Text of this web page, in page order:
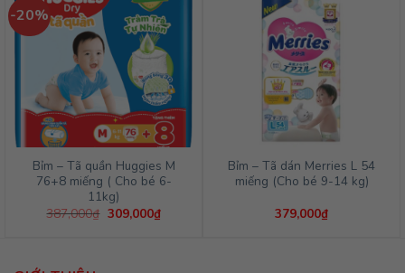
-20%
Bỉm – Tã quần Huggies M
76+8 miếng ( Cho bé 6-
11kg)
387,000₫ Giá
309,000₫Giá
hiện
Bỉm – Tã dán Merries L 54
miếng (Cho bé 9-14 kg)
379,000₫